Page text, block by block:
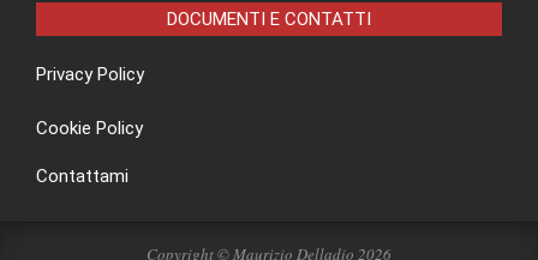
DOCUMENTI E CONTATTI
Privacy Policy
Cookie Policy
Contattami
Copyright © Maurizio Delladio 2026